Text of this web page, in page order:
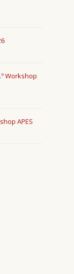
Workshop
APES